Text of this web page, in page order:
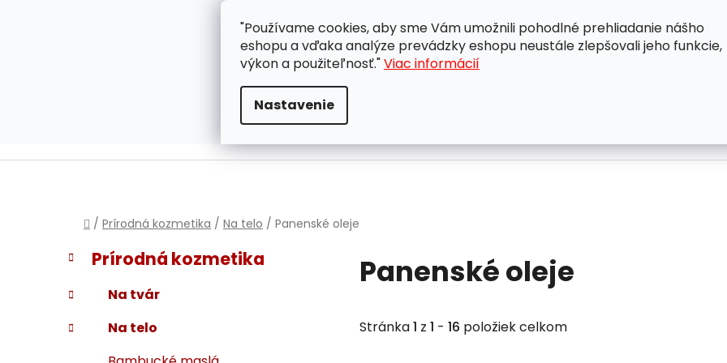
"Používame cookies, aby sme Vám umožnili pohodlné prehliadanie nášho
eshopu a vďaka analýze prevádzky eshopu neustále zlepšovali jeho funkcie,
výkon a použiteľnosť."Viac informácií
Nastavenie
ZÁKAZNÍCKA PODPORA OBCHODNÉ PODMIENKY OCHRANA OSOBNÝCH
Domov
/ Prírodná kozmetika / Na telo / Panenské oleje
B
o
č
ý
Preskočiť
kategórie
K
a
t
e
g
ó
Prírodná kozmetika
Na tvár
Na telo
Panenské oleje
Stránka1 z 1 - 16 položiek celkom